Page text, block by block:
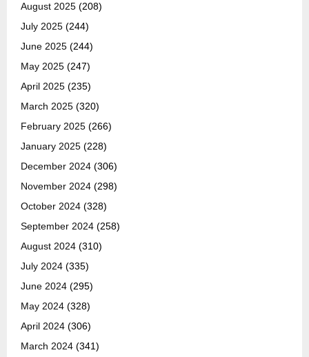
August 2025 (208)
July 2025 (244)
June 2025 (244)
May 2025 (247)
April 2025 (235)
March 2025 (320)
February 2025 (266)
January 2025 (228)
December 2024 (306)
November 2024 (298)
October 2024 (328)
September 2024 (258)
August 2024 (310)
July 2024 (335)
June 2024 (295)
May 2024 (328)
April 2024 (306)
March 2024 (341)